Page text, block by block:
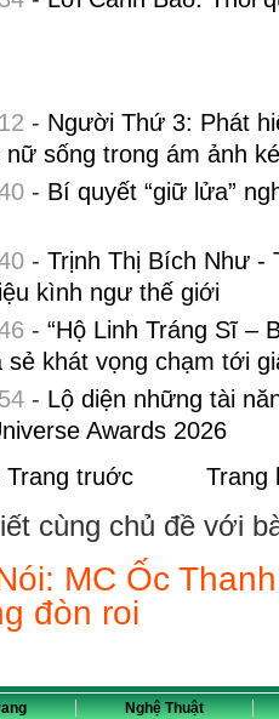
- Người Thứ 3: Phát
sống trong ám ảnh
- Bí quyết “giữ lửa”
- Trịnh Thị Bích Như -
kình ngư thế giới
- “Hộ Linh Tráng Sĩ –
sẻ khát vọng chạm tới
- Lộ diện những tài
Awards 2026
Trang truớc
Trang
cùng chủ đề với
MC Ốc
đòn roi
Nghệ Thuật